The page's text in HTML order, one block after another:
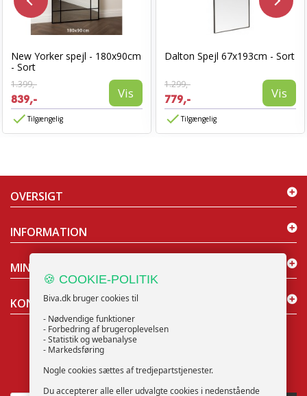
New Yorker spejl - 180x90cm
- Sort
1.399,-
839,- Vis
Tilgængelig
Dalton Spejl 67x193cm - Sort
1.299,-
779,- Vis
Tilgængelig
OVERSIGT
INFORMATION
MIN KONTO
KONTAKT OS
NYHEDSBREV
🍪 COOKIE-POLITIK
Biva.dk bruger cookies til
- Nødvendige funktioner
- Forbedring af brugeroplevelsen
- Statistik og webanalyse
- Markedsføring
Nogle cookies sættes af tredjepartstjenester.
Du accepterer alle eller udvalgte cookies i nedenstående